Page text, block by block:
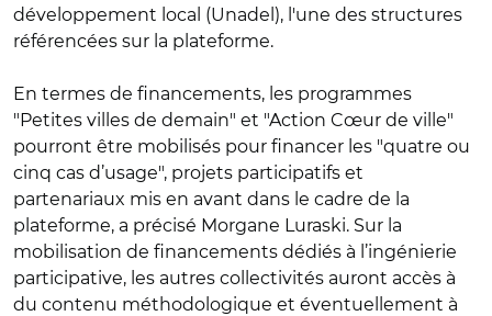
développement local (Unadel), l'une des structures
référencées sur la plateforme.
En termes de financements, les programmes
"Petites villes de demain" et "Action Cœur de ville"
pourront être mobilisés pour financer les "quatre ou
cinq cas d’usage", projets participatifs et
partenariaux mis en avant dans le cadre de la
plateforme, a précisé Morgane Luraski. Sur la
mobilisation de financements dédiés à l’ingénierie
participative, les autres collectivités auront accès à
du contenu méthodologique et éventuellement à